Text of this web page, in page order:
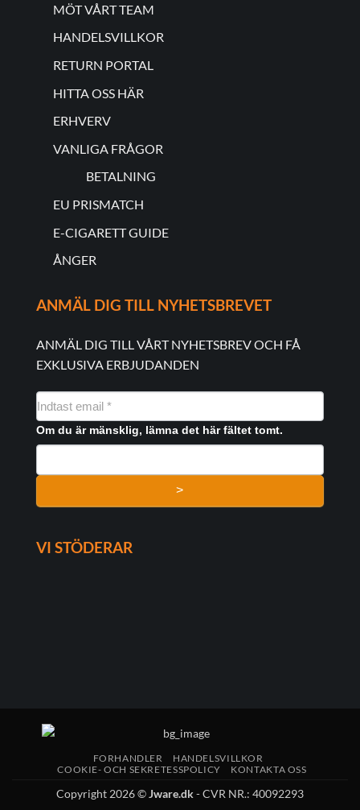
MÖT VÅRT TEAM
HANDELSVILLKOR
RETURN PORTAL
HITTA OSS HÄR
ERHVERV
VANLIGA FRÅGOR
BETALNING
EU PRISMATCH
E-CIGARETT GUIDE
ÅNGER
ANMÄL DIG TILL NYHETSBREVET
ANMÄL DIG TILL VÅRT NYHETSBREV OCH FÅ
EXKLUSIVA ERBJUDANDEN
NYHEDSMAIL
FORMULAR
Om du är mänsklig, lämna det här fältet tomt.
>
VI STÖDERAR
FORHANDLER
HANDELSVILLKOR
COOKIE- OCH SEKRETESSPOLICY
KONTAKTA OSS
Copyright 2026 ©Jware.dk- CVR NR.: 40092293